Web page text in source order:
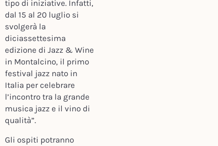
tipo di iniziative. Infatti,
dal 15 al 20 luglio si
svolgerà la
diciassettesima
edizione di Jazz & Wine
in Montalcino, il primo
festival jazz nato in
Italia per celebrare
l’incontro tra la grande
musica jazz e il vino di
qualità”.
Gli ospiti potranno